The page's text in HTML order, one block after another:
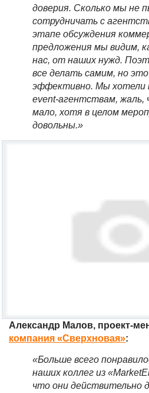
доверия. Сколько мы не
сотрудничать с
этапе обсуждения
предложения мы видим,
нас, от наших нужд.
все делать самим, но это
эффективно. Мы хотели
event-агентствам, жаль,
мало, хотя в целом
довольны.»
Александр Малов, проект-
компания «Сверхновая»:
«Больше всего
наших коллег из
что они действительно